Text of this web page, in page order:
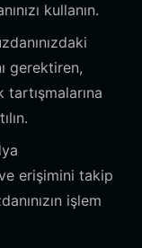
kullanın.
gerektiren,
tartışmalarına
erişimini takip
işlem